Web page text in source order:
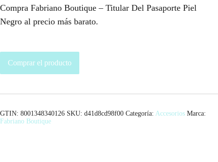
Compra Fabriano Boutique – Titular Del Pasaporte Piel
Negro al precio más barato.
Comprar el producto
GTIN: 8001348340126 SKU: d41d8cd98f00 Categoría: Accesorios Marca:
Fabriano Boutique